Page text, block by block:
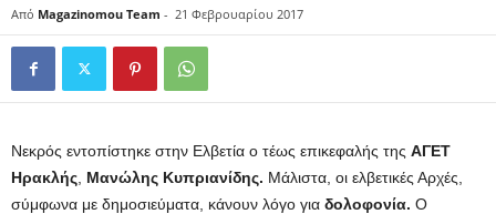
Από Magazinomou Team - 21 Φεβρουαρίου 2017
Νεκρός εντοπίστηκε στην Ελβετία ο τέως επικεφαλής της ΑΓΕΤ
Ηρακλής Μανώλης Κυπριανίδης. Μάλιστα, οι ελβετικές Αρχές,
σύμφωνα με δημοσιεύματα, κάνουν λόγο για δολοφονία. Ο